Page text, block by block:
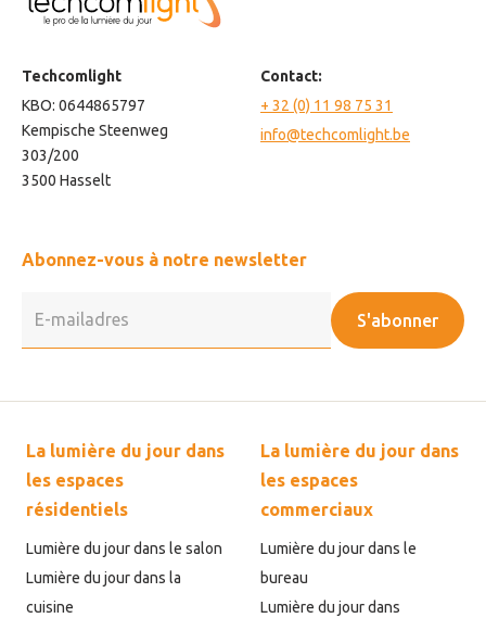
Techcomlight
KBO: 0644865797
Kempische Steenweg
303/200
3500 Hasselt
Contact:
+ 32 (0) 11 98 75 31
info@techcomlight.be
Abonnez-vous à notre newsletter
S'abonner
La lumière du jour dans
les espaces
résidentiels
Lumière du jour dans le salon
Lumière du jour dans la
cuisine
La lumière du jour dans
les espaces
commerciaux
Lumière du jour dans le
bureau
Lumière du jour dans